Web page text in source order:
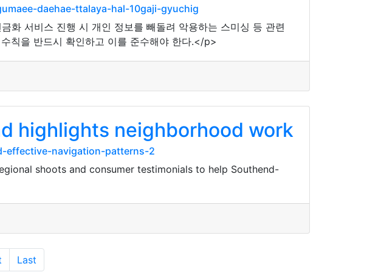
daehae-ttalaya-hal-10gaji-gyuchig
화 서비스 진행 시 개인 정보를 빼돌려 악용하는 스미싱 등 관련
칙을 반드시 확인하고 이를 준수해야 한다.</p>
highlights neighborhood work
effective-navigation-patterns-2
shoots and consumer testimonials to help Southend-
Last